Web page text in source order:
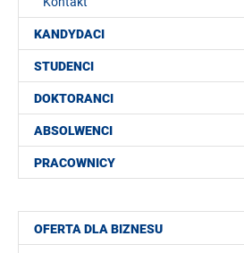
KANDYDACI
STUDENCI
DOKTORANCI
ABSOLWENCI
PRACOWNICY
OFERTA DLA BIZNESU